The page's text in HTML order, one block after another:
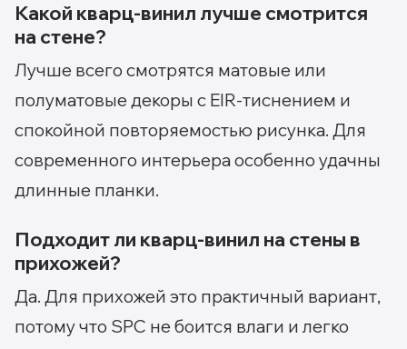
Какой кварц-винил лучше смотрится
на стене?
Лучше всего смотрятся матовые или
полуматовые декоры с EIR-тиснением и
спокойной повторяемостью рисунка. Для
современного интерьера особенно удачны
длинные планки.
Подходит ли кварц-винил на стены в
прихожей?
Да. Для прихожей это практичный вариант,
потому что SPC не боится влаги и легко